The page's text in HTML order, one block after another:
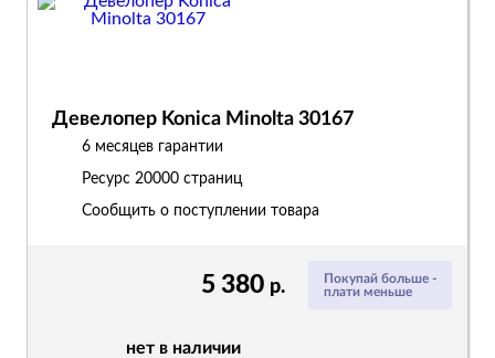
Покупай больше -
плати меньше
5 380 р.
нет в наличии
Девелопер Konica Minolta 30167
6 месяцев гарантии
Ресурс 20000 страниц
Сообщить о поступлении товара